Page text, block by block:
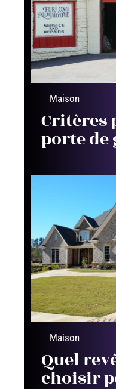
Maison
Critères
porte de
Maison
Quel
choisir